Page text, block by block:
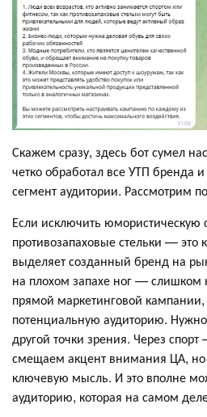
Скажем сразу, здесь бот сумел
четко обработал все УТП бренда
сегмент аудитории. Рассмотрим
Если исключить юмористическую
противозапаховые стельки — это
выделяет созданный бренд на
на плохом запахе ног — слишком
прямой маркетинговой кампании,
потенциальную аудиторию.
другой точки зрения. Через
смещаем акцент внимания ЦА, но
ключевую мысль. И это вполне
аудиторию, которая на самом